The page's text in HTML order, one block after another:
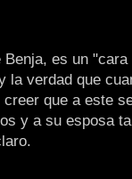
es un
la verdad que
que a este
y a su esposa